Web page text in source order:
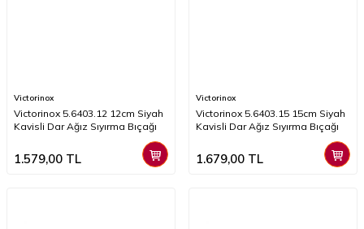
Victorinox
Victorinox 5.6403.12 12cm Siyah
Kavisli Dar Ağız Sıyırma Bıçağı
1.579,00 TL
Victorinox
Victorinox 5.6403.15 15cm Siyah
Kavisli Dar Ağız Sıyırma Bıçağı
1.679,00 TL